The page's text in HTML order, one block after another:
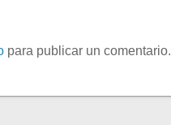
para publicar un comentario.